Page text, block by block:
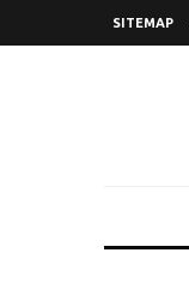
SITEMAP